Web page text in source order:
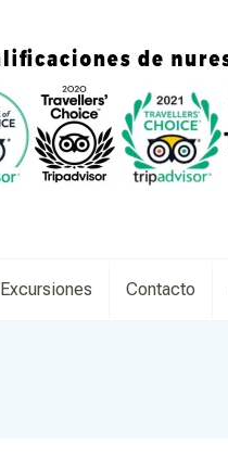
Excursiones Contacto